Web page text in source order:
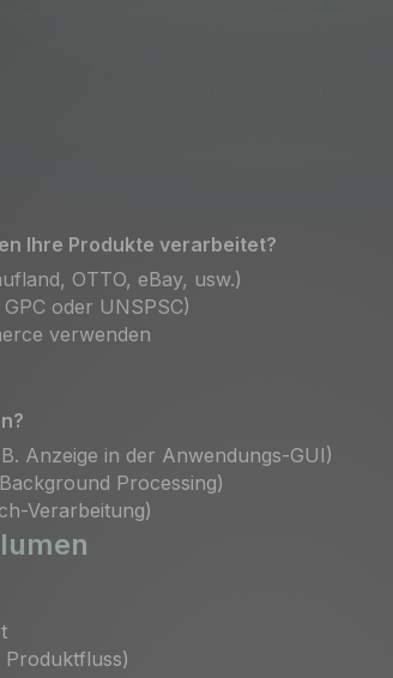
Ihre Produkte verarbeitet?
OTTO, eBay, usw.)
oder UNSPSC)
verwenden
Anzeige in der Anwendungs-GUI)
Processing)
Verarbeitung)